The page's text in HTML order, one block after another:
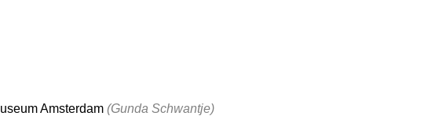
Amsterdam (Gunda Schwantje)